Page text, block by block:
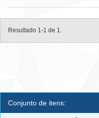
Resultado 1-1 de 1.
Conjunto de itens: